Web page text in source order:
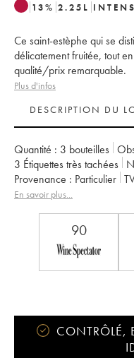
13% 2.25 L
Ce saint-estèphe qui se
délicatement fruitée, tout
qualité/prix remarquable.
Plus d'infos
DESCRIPTION DU
Quantité : 3 bouteilles
3 Étiquettes très tachées
Provenance : particulier
Région :
Bordeaux
Basile Tesseron
En savoir plus...
90
CONTRÔLÉ,